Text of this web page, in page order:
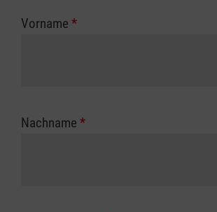
zuständigen
Vorname *
Nachname *